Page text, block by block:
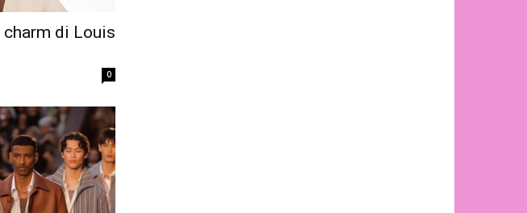
charm di Louis
0